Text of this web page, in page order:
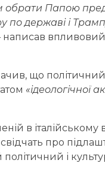
обрати Папою
по державі і
написав
що
«ідеологічної
в
про
і